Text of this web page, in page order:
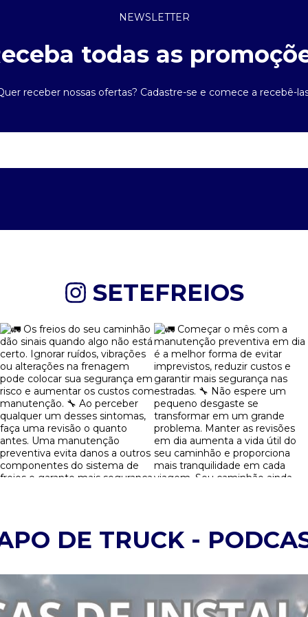
NEWSLETTER
todas as
receber nossas ofertas? Cadastre-se e comece a recebê-
SETEFREIOS
DE TRUCK -